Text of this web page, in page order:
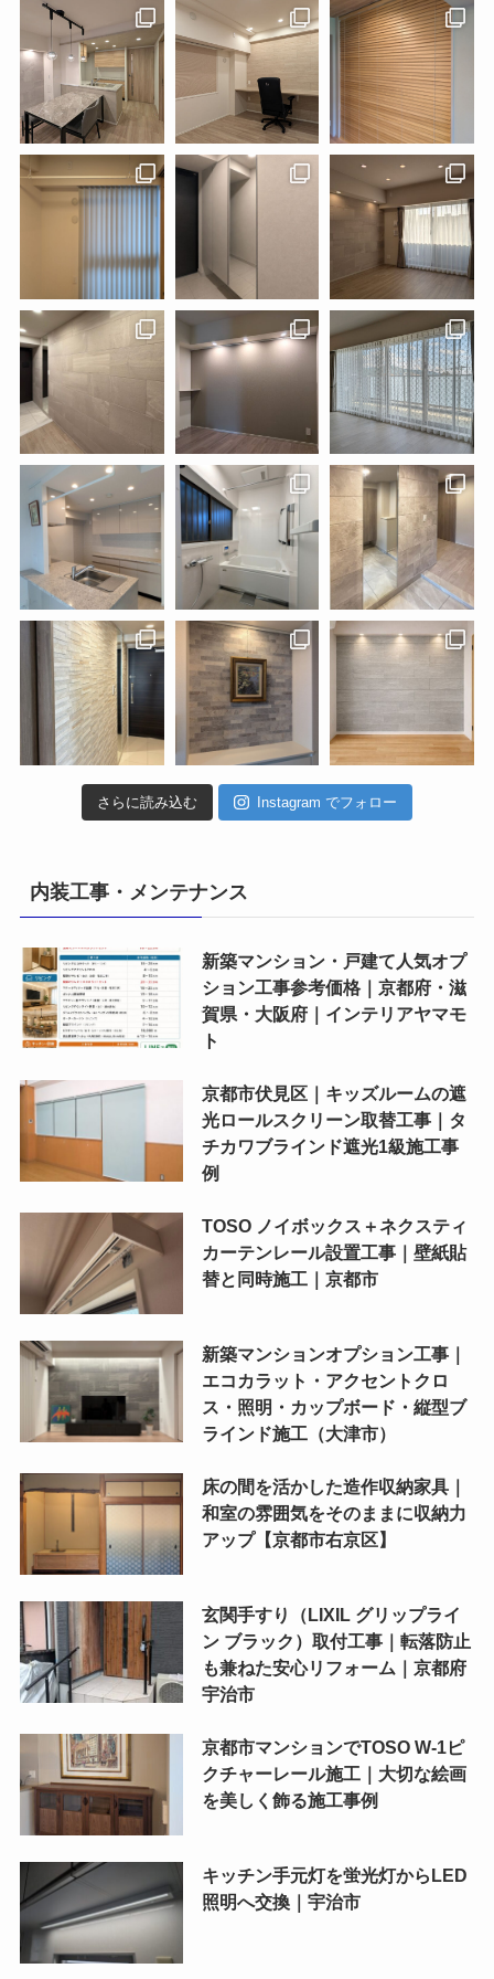
さらに読み込む Instagram でフォロー
内装工事・メンテナンス
新築マンション・戸建て人気オプ
ション工事参考価格｜京都府・滋
賀県・大阪府｜インテリアヤマモ
ト
京都市伏見区｜キッズルームの遮
光ロールスクリーン取替工事｜タ
チカワブラインド遮光1級施工事
例
TOSO ノイボックス＋ネクスティ
カーテンレール設置工事｜壁紙貼
替と同時施工｜京都市
新築マンションオプション工事｜
エコカラット・アクセントクロ
ス・照明・カップボード・縦型ブ
ラインド施工（大津市）
床の間を活かした造作収納家具｜
和室の雰囲気をそのままに収納力
アップ【京都市右京区】
玄関手すり（LIXIL グリップライ
ン ブラック）取付工事｜転落防止
も兼ねた安心リフォーム｜京都府
宇治市
京都市マンションでTOSO W-1ピ
クチャーレール施工｜大切な絵画
を美しく飾る施工事例
キッチン手元灯を蛍光灯からLED
照明へ交換｜宇治市